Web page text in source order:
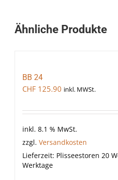
Ähnliche Produkte
BB 24
CHF 125.90 inkl. MWSt.
inkl. 8.1 % MwSt.
zzgl. Versandkosten
Lieferzeit: Plisseestoren 20
Werktage